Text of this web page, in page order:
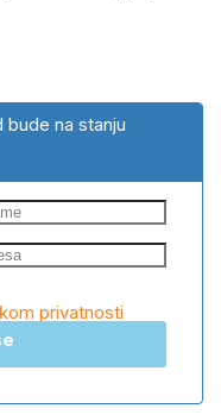
na stanju
privatnosti